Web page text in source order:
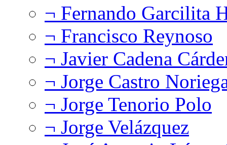
¬ Fernando Garcilita
¬ Francisco Reynoso
¬ Javier Cadena
¬ Jorge Castro
¬ Jorge Tenorio Polo
¬ Jorge Velázquez